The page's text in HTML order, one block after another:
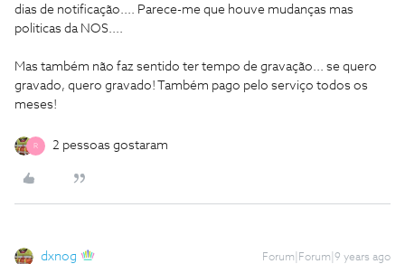
dias de notificação.... Parece-me que houve mudanças mas
politicas da NOS....
Mas também não faz sentido ter tempo de gravação... se quero
gravado, quero gravado! Também pago pelo serviço todos os
meses!
R 2 pessoas gostaram
dxnog Forum|Forum|9 years ago